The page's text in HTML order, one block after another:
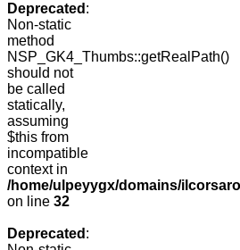
Deprecated :
Non-static
method
NSP_GK4_Thumbs::getRealPath()
should not
be called
statically,
assuming
$this from
incompatible
context in
/home/ulpeyygx/domains/
on line 32
Deprecated :